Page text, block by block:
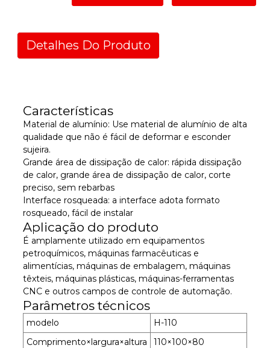
Detalhes Do Produto
Características
Material de alumínio: Use material de alumínio de alta
qualidade que não é fácil de deformar e esconder
sujeira.
Grande área de dissipação de calor: rápida dissipação
de calor, grande área de dissipação de calor, corte
preciso, sem rebarbas
Interface rosqueada: a interface adota formato
rosqueado, fácil de instalar
Aplicação do produto
É amplamente utilizado em equipamentos
petroquímicos, máquinas farmacêuticas e
alimentícias, máquinas de embalagem, máquinas
têxteis, máquinas plásticas, máquinas-ferramentas
CNC e outros campos de controle de automação.
Parâmetros técnicos
modelo
H-110
Comprimento×largura×altura
110×100×80